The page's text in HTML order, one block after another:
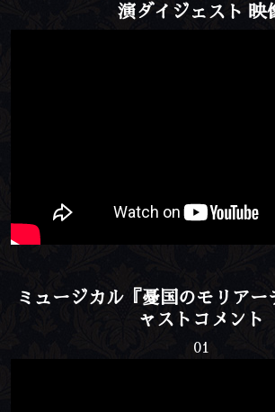
演ダイジェスト 映
ミュージカル『憂国のモリア
ャストコメント
01